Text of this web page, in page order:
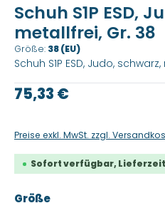
Schuh S1P ESD,
metallfrei, Gr. 38
Größe: 38 (EU)
Schuh S1P ESD, Judo,
Regulärer Preis:
75,33 €
Preise exkl. MwSt. zzgl.
Sofort verfügbar,
Größeauswählen